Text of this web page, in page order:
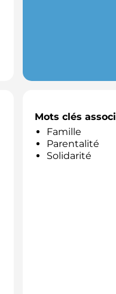
Mots clés
Famille
Parentalité
Solidarité